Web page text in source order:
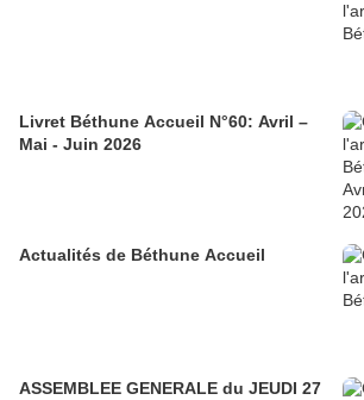
Livret Béthune Accueil N°60: Avril –
Mai - Juin 2026
Actualités de Béthune Accueil
ASSEMBLEE GENERALE du JEUDI 27